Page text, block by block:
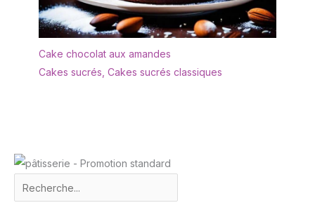
pour la fête des mères,
la fête des pères
EMBALLAGE: Un
emballage bien conçu
protège la vaisselle en
toute sécurité pendant le
cassés
Cake chocolat aux amandes
Cakes sucrés Cakes sucrés classiques